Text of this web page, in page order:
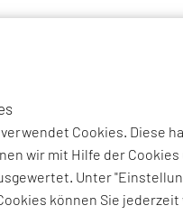
Beiträge
Cookies. Diese
wir mit Hilfe der
Unter
können Sie